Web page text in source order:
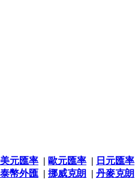
美元匯率 | 歐元匯率 | 日元匯率
泰幣外匯 | 挪威克朗 | 丹麥克朗